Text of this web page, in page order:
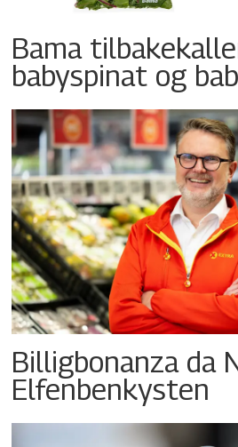
Bama
babyspinat og
Billigbonanza da
Elfenbenkysten